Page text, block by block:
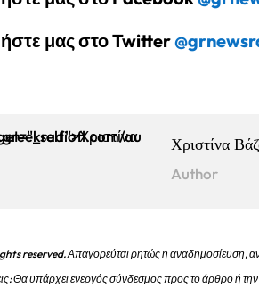
μας στο Twitter
Χριστίνα
Author
reserved. Απαγορεύται ρητώς η αναδημοσίευση,
Θα υπάρχει ενεργός σύνδεσμος προς το άρθρο ή την